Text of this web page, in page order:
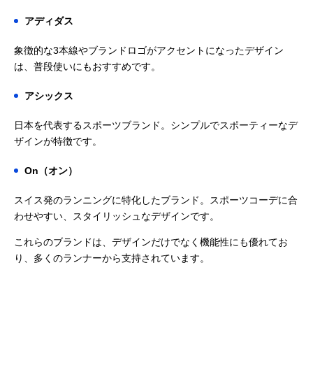
アディダス
象徴的な3本線やブランドロゴがアクセントになったデザイン
は、普段使いにもおすすめです。
アシックス
日本を代表するスポーツブランド。シンプルでスポーティーなデ
ザインが特徴です。
On（オン）
スイス発のランニングに特化したブランド。スポーツコーデに合
わせやすい、スタイリッシュなデザインです。
これらのブランドは、デザインだけでなく機能性にも優れてお
り、多くのランナーから支持されています。